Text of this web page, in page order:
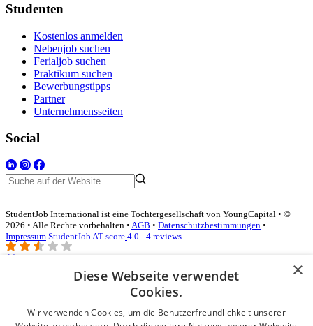
Studenten
Kostenlos anmelden
Nebenjob suchen
Ferialjob suchen
Praktikum suchen
Bewerbungstipps
Partner
Unternehmensseiten
Social
StudentJob International ist eine Tochtergesellschaft von YoungCapital • ©
2026 • Alle Rechte vorbehalten • AGB • Datenschutzbestimmungen •
Impressum StudentJob AT score 4.0 - 4 reviews
Login für Unternehmen
E-Mail*
×
Diese Webseite verwendet
Cookies.
Wir verwenden Cookies, um die Benutzerfreundlichkeit unserer